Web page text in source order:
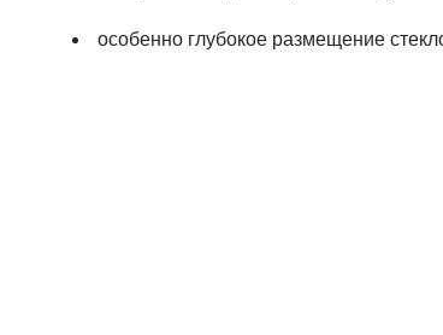
особенно глубокое размещение